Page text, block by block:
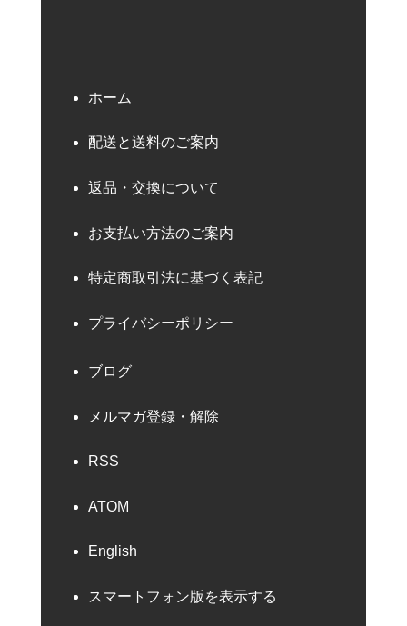
ホーム
配送と送料のご案内
返品・交換について
お支払い方法のご案内
特定商取引法に基づく表記
プライバシーポリシー
ブログ
メルマガ登録・解除
RSS
ATOM
English
スマートフォン版を表示する